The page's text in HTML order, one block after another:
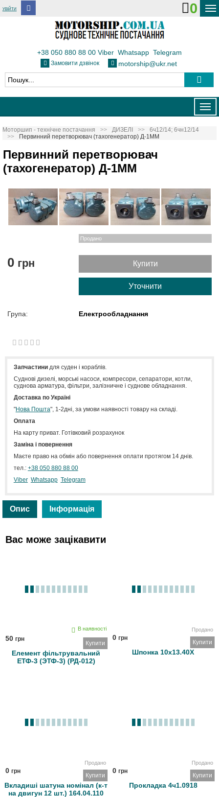
УВІЙТИ
ДОСТАВКА І ОПЛАТА
ТЕПЛОВОЗИ
КОНТАКТИ
0
+38 050 880 88 00 Viber Whatsapp Telegram
Замовити дзвінок motorship@ukr.net
Моторшип - технічне постачання ДИЗЕЛІ
6ч12/14; 6чн12/14
Первинний перетворювач (тахогенератор) Д-1ММ
Первинний перетворювач
(тахогенератор) Д-1ММ
Продано
0 грн Купити
Уточнити
Група: Електрообладнання
Запчастинидля суден і кораблів.
Cуднові дизелі, морські насоси, компресори, сепаратори, котли,
суднова арматура, фільтри, залізничне і суднове обладнання.
Доставка по Україні
"Нова Пошта", 1-2дні, за умови наявності товару на складі.
Оплата
На карту приват. Готівковий розрахунок
Заміна і повернення
Маєте право на обмін або повернення оплати протягом 14 днів.
тел.: +38 050 880 88 00
Viber Whatsapp Telegram
Опис Інформація
Вас може зацікавити
В наявності
50 грн
Купити
Елемент фільтрувальний
ЕТФ-3 (ЭТФ-3) (РД-012)
Продано
0 грн
Купити
Шпонка 10х13.40Х
Продано
0 грн
Купити
Вкладиші шатуна номінал (к-т
на двигун 12 шт.) 164.04.110
Продано
0 грн
Купити
Прокладка 4ч1.0918